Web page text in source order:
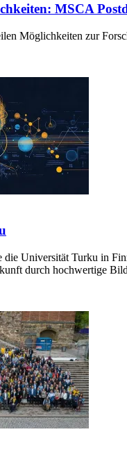
MSCA
Möglichkeiten zur
Universität Turku in
durch hochwertige